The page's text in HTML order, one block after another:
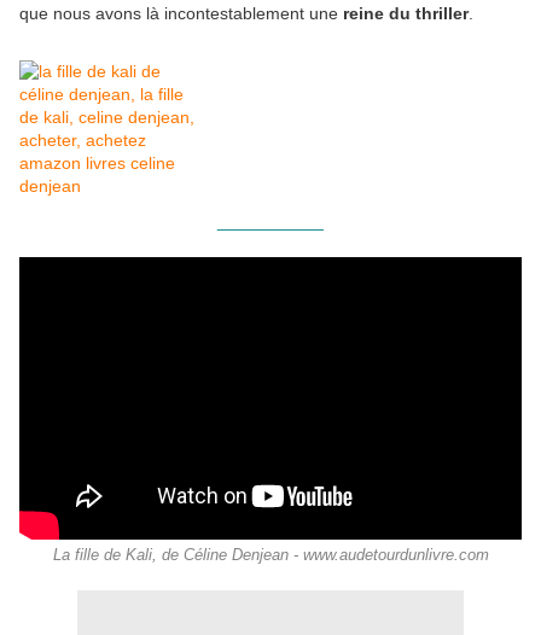
que nous avons là incontestablement une reine du thriller.
La fille de Kali, de Céline Denjean - www.audetourdunlivre.com